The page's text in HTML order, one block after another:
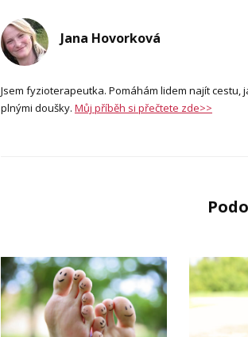
Jana Hovorková
Jsem fyzioterapeutka. Pomáhám lidem najít
plnými doušky. Můj příběh si přečtete zde>>